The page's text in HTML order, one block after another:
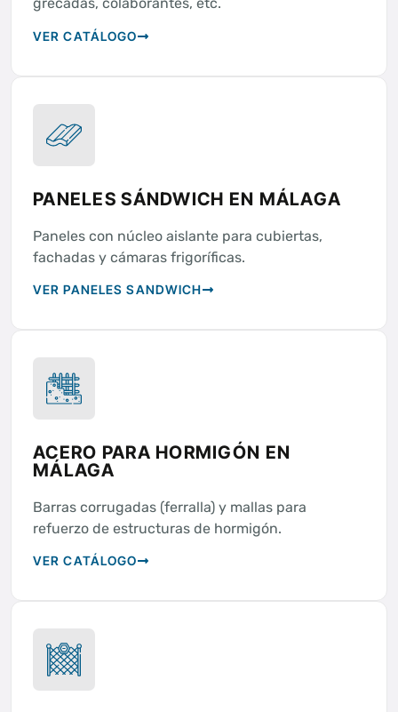
VER CATÁLOGO
PANELES SÁNDWICH EN MÁLAGA
Paneles con núcleo aislante para cubiertas,
fachadas y cámaras frigoríficas.
VER PANELES SANDWICH
ACERO PARA HORMIGÓN EN
MÁLAGA
Barras corrugadas (ferralla) y mallas para
refuerzo de estructuras de hormigón.
VER CATÁLOGO